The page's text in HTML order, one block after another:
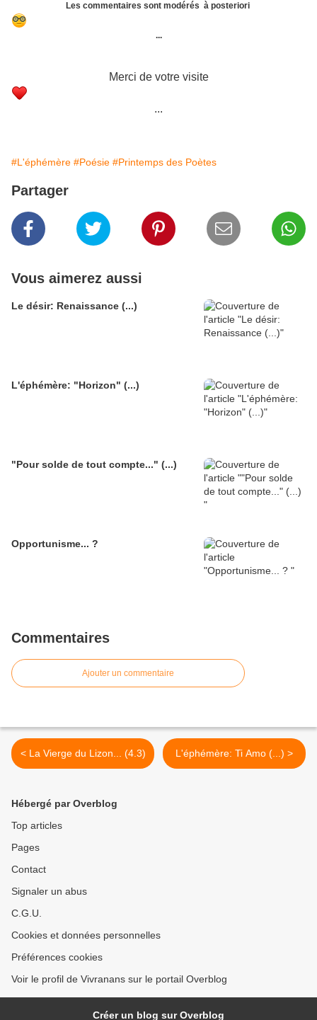
Les commentaires sont modérés à posteriori
...
Merci de votre visite
...
#L'éphémère #Poésie #Printemps des Poètes
Partager
Vous aimerez aussi
Le désir: Renaissance (...)
L'éphémère: "Horizon" (...)
"Pour solde de tout compte..." (...)
Opportunisme... ?
Commentaires
Ajouter un commentaire
< La Vierge du Lizon... (4.3) L'éphémère: Ti Amo (...) >
Hébergé par Overblog
Top articles
Pages
Contact
Signaler un abus
C.G.U.
Cookies et données personnelles
Préférences cookies
Voir le profil de Vivranans sur le portail Overblog
Créer un blog sur Overblog